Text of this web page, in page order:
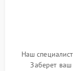
Наш
Заберет